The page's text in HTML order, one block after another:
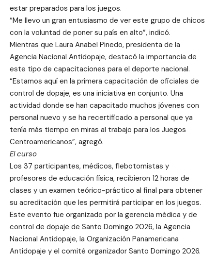
estar preparados para los juegos.
“Me llevo un gran entusiasmo de ver este grupo de chicos
con la voluntad de poner su país en alto”, indicó.
Mientras que Laura Anabel Pinedo, presidenta de la
Agencia Nacional Antidopaje, destacó la importancia de
este tipo de capacitaciones para el deporte nacional.
“Estamos aquí en la primera capacitación de oficiales de
control de dopaje, es una iniciativa en conjunto. Una
actividad donde se han capacitado muchos jóvenes con
personal nuevo y se ha recertificado a personal que ya
tenía más tiempo en miras al trabajo para los Juegos
Centroamericanos”, agregó.
El curso
Los 37 participantes, médicos, flebotomistas y
profesores de educación física, recibieron 12 horas de
clases y un examen teórico-práctico al final para obtener
su acreditación que les permitirá participar en los juegos.
Este evento fue organizado por la gerencia médica y de
control de dopaje de Santo Domingo 2026, la Agencia
Nacional Antidopaje, la Organización Panamericana
Antidopaje y el comité organizador Santo Domingo 2026.